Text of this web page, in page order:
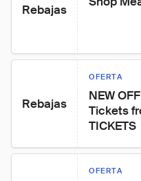
Rebajas
Rebajas
OFERTA
NEW
Tickets
TICKETS
OFERTA